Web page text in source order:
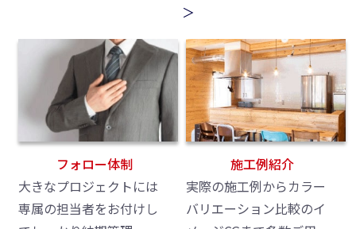
＞
フォロー体制
大きなプロジェクトには
専属の担当者をお付けし
施工例紹介
実際の施工例からカラー
バリエーション比較のイ